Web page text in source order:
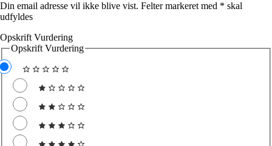
Din email adresse vil ikke blive vist. Felter markeret med * skal
udfyldes
Opskrift Vurdering
Opskrift Vurdering